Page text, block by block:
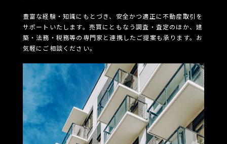
豊富な経験・知識にもとづき、安全かつ適正に不動産取引を
サポートいたします。売買にともなう調査・査定のほか、建
築・法務・税務等の専門家と連携したご提案も承ります。お
気軽にご相談ください。